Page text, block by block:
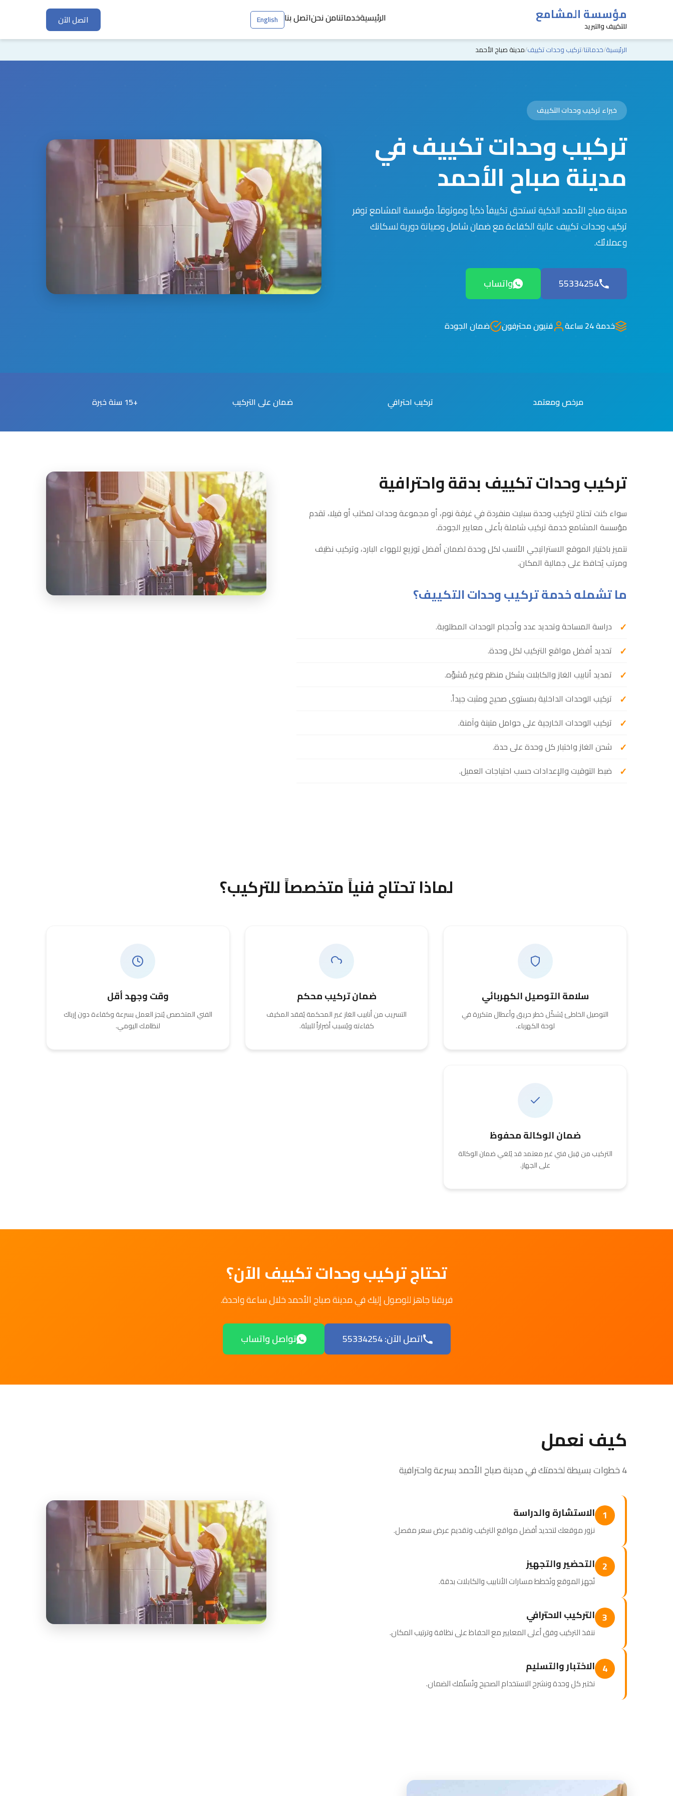
مؤسسة المشامع
للتكييف والتبريد
الرئيسيةخدماتنامن نحناتصل بنا English اتصل الآن
الرئيسية خدماتنا تركيب وحدات تكييف مدينة صباح الأحمد
خبراء تركيب وحدات التكييف
تركيب وحدات تكييف في
مدينة صباح الأحمد
مدينة صباح الأحمد الذكية تستحق تكييفاً ذكياً وموثوقاً. مؤسسة المشامع توفر
تركيب وحدات تكييف عالية الكفاءة مع ضمان شامل وصيانة دورية لسكانك
وعملائك.
55334254 واتساب
خدمة 24 ساعة فنيون محترفون ضمان الجودة
مرخص ومعتمد تركيب احترافي ضمان على التركيب +15 سنة خبرة
تركيب وحدات تكييف بدقة واحترافية
سواء كنت تحتاج لتركيب وحدة سبليت منفردة في غرفة نوم، أو مجموعة وحدات لمكتب أو فيلا، تقدم
مؤسسة المشامع خدمة تركيب شاملة بأعلى معايير الجودة.
نتميز باختيار الموقع الاستراتيجي الأنسب لكل وحدة لضمان أفضل توزيع للهواء البارد، وتركيب نظيف
ومرتب يُحافظ على جمالية المكان.
ما تشمله خدمة تركيب وحدات التكييف؟
دراسة المساحة وتحديد عدد وأحجام الوحدات المطلوبة.
تحديد أفضل مواقع التركيب لكل وحدة.
تمديد أنابيب الغاز والكابلات بشكل منظم وغير مُشوِّه.
تركيب الوحدات الداخلية بمستوى صحيح ومثبت جيداً.
تركيب الوحدات الخارجية على حوامل متينة وآمنة.
شحن الغاز واختبار كل وحدة على حدة.
ضبط التوقيت والإعدادات حسب احتياجات العميل.
لماذا تحتاج فنياً متخصصاً للتركيب؟
سلامة التوصيل الكهربائي
التوصيل الخاطئ يُشكّل خطر حريق وأعطال متكررة في
لوحة الكهرباء.
ضمان تركيب محكم
التسريب من أنابيب الغاز غير المحكمة يُفقد المكيف
كفاءته ويُسبب أضراراً للبيئة.
وقت وجهد أقل
الفني المتخصص يُنجز العمل بسرعة وكفاءة دون إرباك
لنظامك اليومي.
ضمان الوكالة محفوظ
التركيب من قِبل فني غير معتمد قد يُلغي ضمان الوكالة
على الجهاز.
تحتاج تركيب وحدات تكييف الآن؟
فريقنا جاهز للوصول إليك في مدينة صباح الأحمد خلال ساعة واحدة.
اتصل الآن: 55334254 تواصل واتساب
كيف نعمل
4 خطوات بسيطة لخدمتك في مدينة صباح الأحمد بسرعة واحترافية
1 الاستشارة والدراسة
نزور موقعك لتحديد أفضل مواقع التركيب وتقديم عرض سعر مفصل.
2 التحضير والتجهيز
نُجهز الموقع ونُخطط مسارات الأنابيب والكابلات بدقة.
3 التركيب الاحترافي
ننفذ التركيب وفق أعلى المعايير مع الحفاظ على نظافة وترتيب المكان.
4 الاختبار والتسليم
نختبر كل وحدة ونشرح الاستخدام الصحيح ونُسلّمك الضمان.